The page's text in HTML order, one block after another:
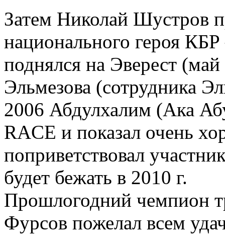
Затем Николай Шустров
национального героя
поднялся на Эверест
Эльмезова (сотрудника
2006 Абдулхалим (Ака
RACE и показал очень
поприветствовал
будет бежать в 2010 г.
Прошлогодний чемпион
Фурсов пожелал всем